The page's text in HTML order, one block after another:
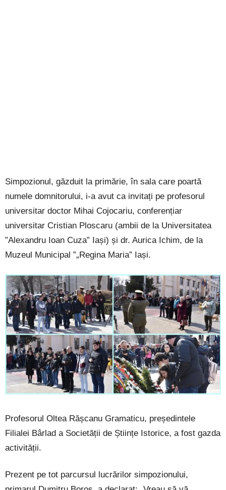
Simpozionul, găzduit la primărie, în sala care poartă
numele domnitorului, i-a avut ca invitați pe profesorul
universitar doctor Mihai Cojocariu, conferențiar
universitar Cristian Ploscaru (ambii de la Universitatea
”Alexandru Ioan Cuza” Iași) și dr. Aurica Ichim, de la
Muzeul Municipal ”„Regina Maria” Iași.
Profesorul Oltea Rășcanu Gramaticu, președintele
Filialei Bârlad a Societății de Științe Istorice, a fost gazda
activității.
Prezent pe tot parcursul lucrărilor simpozionului,